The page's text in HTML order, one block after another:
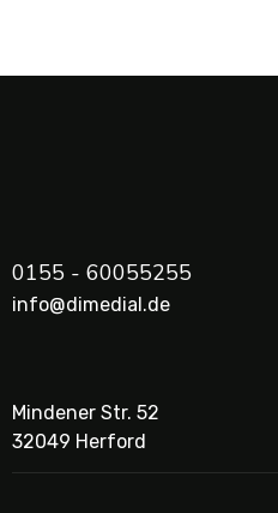
0155 - 60055255
info@dimedial.de
Mindener Str. 52
32049 Herford